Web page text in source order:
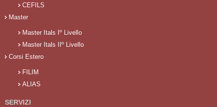
CEFILS
Master
Master Itals Iº Livello
Master Itals IIº Livello
Corsi Estero
FILIM
ALIAS
SERVIZI